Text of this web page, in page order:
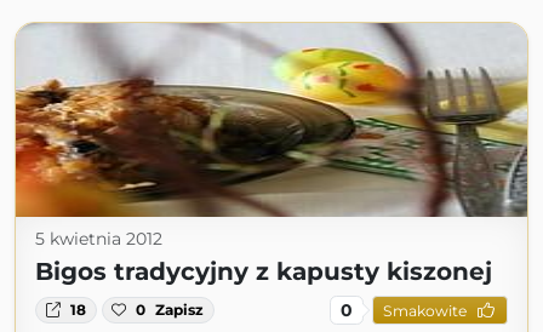
5 kwietnia 2012
Bigos tradycyjny z kapusty kiszonej
18 0 Zapisz 0 Smakowite